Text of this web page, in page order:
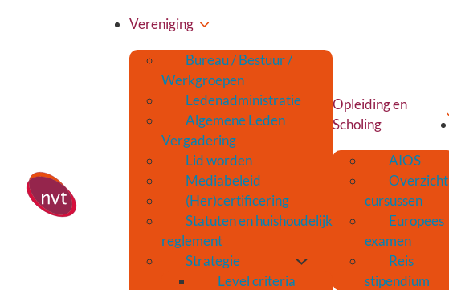
Vereniging
Bureau / Bestuur /
Werkgroepen
Ledenadministratie
Algemene Leden
Vergadering
Lid worden
Mediabeleid
(Her)certificering
Statuten en huishoudelijk
reglement
Strategie
Level criteria
Opleiding en
Scholing
AIOS
Overzicht
cursussen
Europees
examen
Reis
stipendium